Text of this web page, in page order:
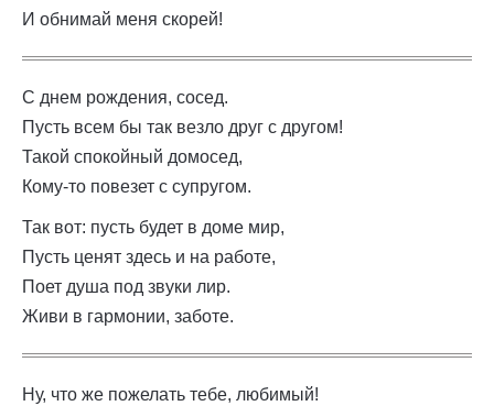
И обнимай меня скорей!
С днем рождения, сосед.
Пусть всем бы так везло друг с другом!
Такой спокойный домосед,
Кому-то повезет с супругом.
Так вот: пусть будет в доме мир,
Пусть ценят здесь и на работе,
Поет душа под звуки лир.
Живи в гармонии, заботе.
Ну, что же пожелать тебе, любимый!